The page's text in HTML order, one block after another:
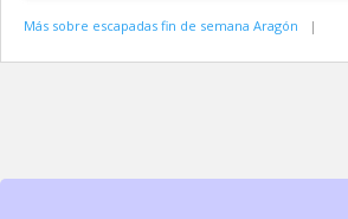
Más sobre escapadas fin de semana Aragón |